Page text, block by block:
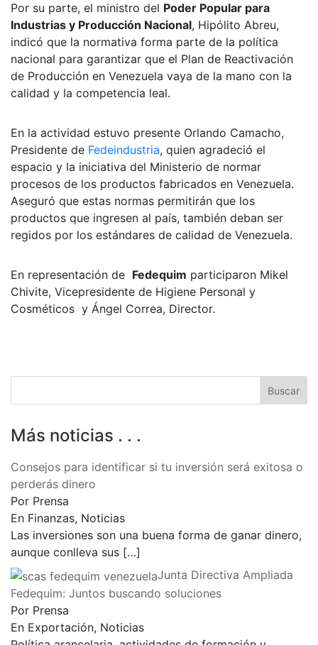
Por su parte, el ministro del Poder Popular para
Industrias y Producción Nacional, Hipólito Abreu,
indicó que la normativa forma parte de la política
nacional para garantizar que el Plan de Reactivación
de Producción en Venezuela vaya de la mano con la
calidad y la competencia leal.
En la actividad estuvo presente Orlando Camacho,
Presidente de Fedeindustria, quien agradeció el
espacio y la iniciativa del Ministerio de normar
procesos de los productos fabricados en Venezuela.
Aseguró que estas normas permitirán que los
productos que ingresen al país, también deban ser
regidos por los estándares de calidad de Venezuela.
En representación de Fedequim participaron Mikel
Chivite, Vicepresidente de Higiene Personal y
Cosméticos y Ángel Correa, Director.
Más noticias . . .
Consejos para identificar si tu inversión será exitosa o
perderás dinero
Por Prensa
En Finanzas, Noticias
Las inversiones son una buena forma de ganar dinero,
aunque conlleva sus […]
Junta Directiva Ampliada
Fedequim: Juntos buscando soluciones
Por Prensa
En Exportación, Noticias